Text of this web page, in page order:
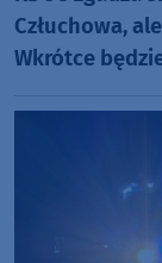
Człuchowa,
Wkrótce